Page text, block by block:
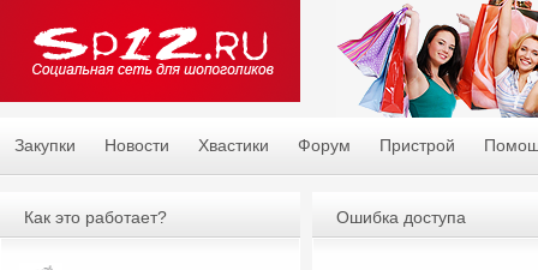
Закупки Новости Хвастики Форум Пристрой
Ошибка доступа
Как это работает?